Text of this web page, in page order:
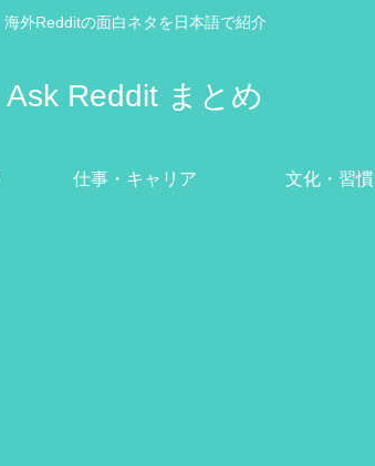
海外Redditの面白ネタを日本語で紹介
Ask Reddit まとめ
仕事・キャリア 文化・習慣